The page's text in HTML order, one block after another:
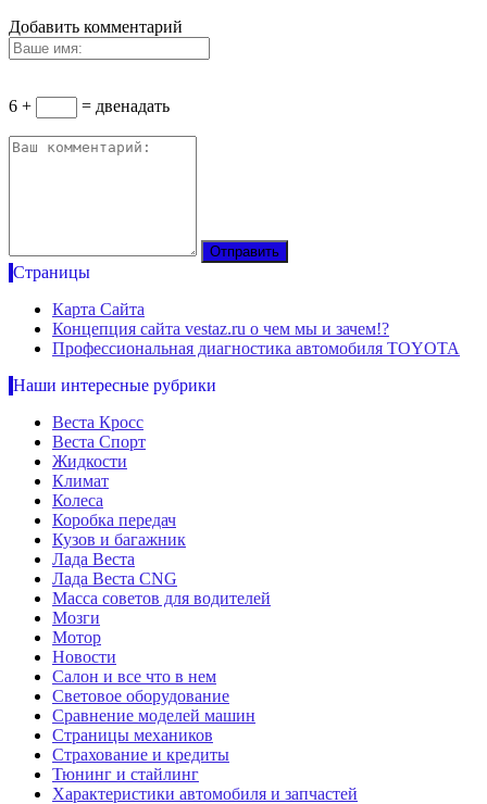
Добавить комментарий
6 + = двенадать
Страницы
Карта Сайта
Концепция сайта vestaz.ru о чем мы и зачем!?
Профессиональная диагностика автомобиля TOYOTA
Наши интересные рубрики
Веста Кросс
Веста Спорт
Жидкости
Климат
Колеса
Коробка передач
Кузов и багажник
Лада Веста
Лада Веста CNG
Масса советов для водителей
Мозги
Мотор
Новости
Салон и все что в нем
Световое оборудование
Сравнение моделей машин
Страницы механиков
Страхование и кредиты
Тюнинг и стайлинг
Характеристики автомобиля и запчастей